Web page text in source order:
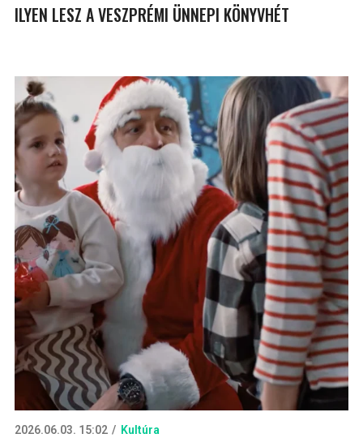
ILYEN LESZ A VESZPRÉMI ÜNNEPI KÖNYVHÉT
2026.06.03. 15:02 Kultúra